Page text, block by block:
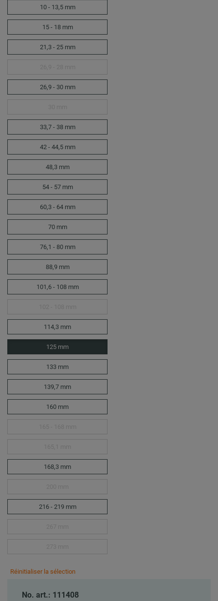
10 - 13,5 mm
15 - 18 mm
21,3 - 25 mm
26,9 - 30 mm
33,7 - 38 mm
42 - 44,5 mm
48,3 mm
54 - 57 mm
60,3 - 64 mm
70 mm
76,1 - 80 mm
88,9 mm
101,6 - 108 mm
114,3 mm
125 mm
133 mm
139,7 mm
160 mm
168,3 mm
216 - 219 mm
Réinitialiser la sélection
No. art.: 111408